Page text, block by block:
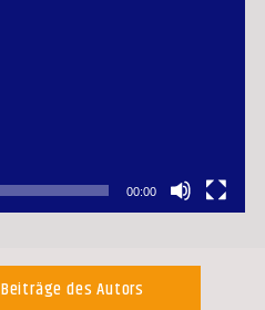
00:00
Beiträge des Autors